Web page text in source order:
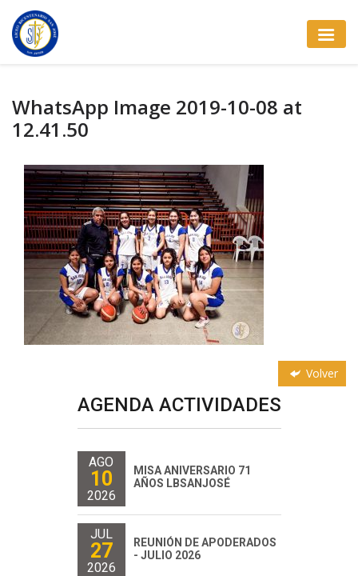
WhatsApp Image 2019-10-08 at
12.41.50
Volver
AGENDA ACTIVIDADES
AGO
10
2026
MISA ANIVERSARIO 71
AÑOS LBSANJOSÉ
JUL
27
2026
REUNIÓN DE APODERADOS
- JULIO 2026